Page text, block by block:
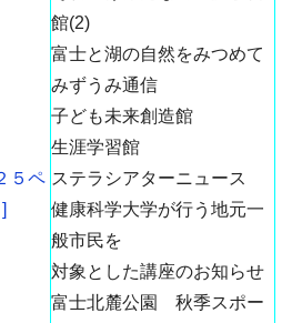
５ペ
館(2)
富士と湖の自然をみつめて
みずうみ通信
子ども未来創造館
生涯学習館
ステラシアターニュース
健康科学大学が行う地元一
般市民を
対象とした講座のお知らせ
富士北麓公園 秋季スポー